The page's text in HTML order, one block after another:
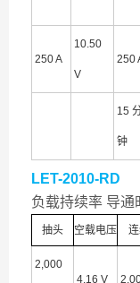
250 A
10.50
V
250
15
钟
LET-2010-RD
负载持续率 导通
抽头 空载电压
2,000
4.16 V